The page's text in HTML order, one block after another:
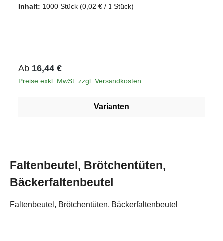
Inhalt: 1000 Stück (0,02 € / 1 Stück)
Regulärer Preis:
Ab 16,44 €
Preise exkl. MwSt. zzgl. Versandkosten.
Varianten
Faltenbeutel, Brötchentüten,
Bäckerfaltenbeutel
Faltenbeutel, Brötchentüten, Bäckerfaltenbeutel